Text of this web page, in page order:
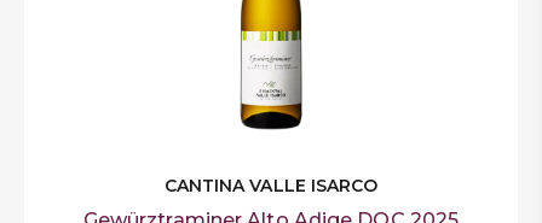
CANTINA VALLE ISARCO